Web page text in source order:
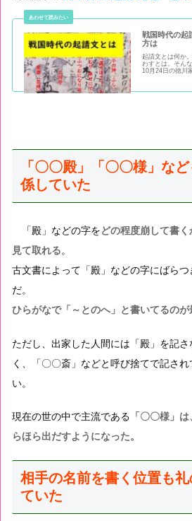
戦国時代の
方は
起請文とは何か
わすとは。そん
10月24日の徳川
とめてみました
「〇〇殿」「〇〇様」な
係していた
「殿」などの字をどの程度崩して書
見て取れる。
古文書によって「殿」などの字にばら
だ。
ひらがなで「～とのへ」と書いてるのが
ただし、出家した人間には「殿」を記
く、「〇〇斎」などと呼び捨てで記さ
い。
現在の世の中で主流である 「〇〇様」
らほら出だすようになった。
相手の名前を書く位置も
ていた